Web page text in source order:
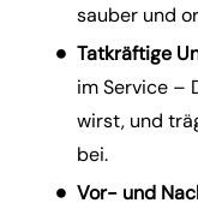
sauber und
Tatkräftige
im Service –
wirst, und
bei.
Vor- und